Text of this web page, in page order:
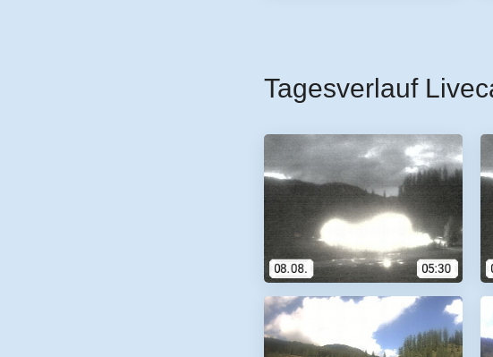
Tagesverlauf